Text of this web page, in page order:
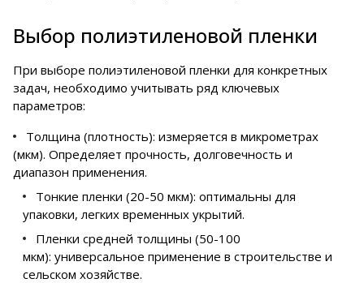
Выбор полиэтиленовой пленки
При выборе полиэтиленовой пленки для конкретных
задач, необходимо учитывать ряд ключевых
параметров:
Толщина (плотность): измеряется в микрометрах
(мкм). Определяет прочность, долговечность и
диапазон применения.
Тонкие пленки (20-50 мкм): оптимальны для
упаковки, легких временных укрытий.
Пленки средней толщины (50-100
мкм): универсальное применение в строительстве и
сельском хозяйстве.